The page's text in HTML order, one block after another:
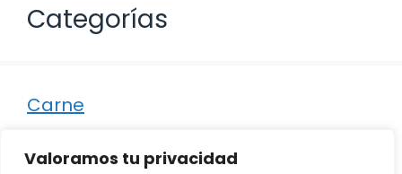
Valoramos tu privacidad
Categorías
Carne